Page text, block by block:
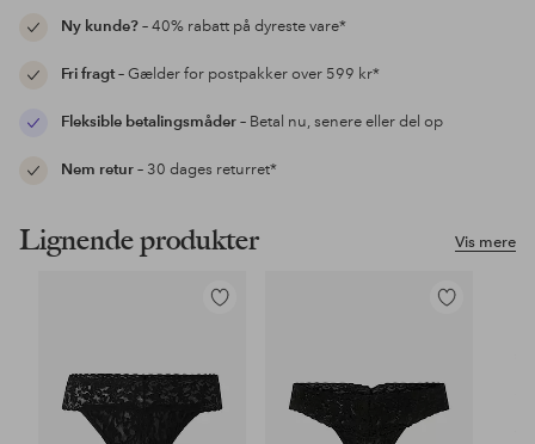
Ny kunde?– 40% rabatt på dyreste vare*
Fri fragt– Gælder for postpakker over 599 kr*
Fleksible betalingsmåder– Betal nu, senere eller del op
Nem retur– 30 dages returret*
Vis mere
Lignende produkter
Tilføj
Tilføj